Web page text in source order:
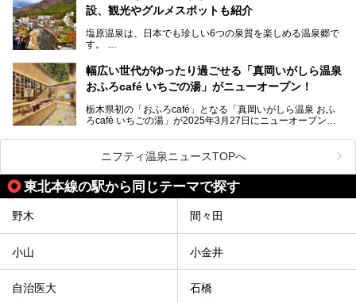
許される露天風呂からの絶景、日帰り入浴や素泊まりで気楽
た。
2名1室利用で1人あたり4,500円～と、思い立ったらすぐに
───
提供元：アイコニア・ホスピタリティ株式会社【PR】
この記事はほったらかしの宿 ゆうふり那須高雄温泉ロッジ
設、観光やグルメスポットも紹介
塩原温泉は、日本でも珍しい6つの泉質を楽しめる温泉郷で
す。
栃木県の北部にある箒川のほとりに11の温泉地が点在し、
古くから多くの人々から癒やしの場として愛されてきまし
た。
温泉に加えて、豊かな自然を感じられる観光スポットや、こ
こでしか味わえないご当地グルメなど、多彩な魅力がある北
この記事では、塩原温泉の概要や魅力とともに、おすすめの
宿泊施設と観光・グルメスポット、日帰り温泉を順に紹介し
ます。
塩原温泉で、いつもの温泉旅行とは一味違う旅行体験をして
みませんか。
幅広い世代がゆったり過ごせる「真岡いがしら温泉
おふろcafé いちごの湯」がニューオープン！
栃木県初の「おふろcafé」となる「真岡いがしら温泉 おふ
ろcafé いちごの湯」が2025年3月27日にニューオープンす
メインとなる天然温泉のお風呂をはじめ、リラックスエリア
やキッズエリア、カフェレストランなど、施設の隅々までチ
ェックしてきました！
ニフティ温泉ニュースTOPへ
東北本線の駅から同じテーマで探す
野木 間々田
小山 小金井
自治医大 石橋